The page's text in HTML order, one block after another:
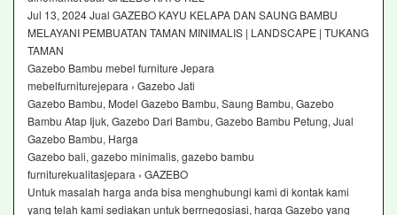
Jul 13, 2024 Jual GAZEBO KAYU KELAPA DAN SAUNG BAMBU
MELAYANI PEMBUATAN TAMAN MINIMALIS | LANDSCAPE | TUKANG
TAMAN
Gazebo Bambu mebel furniture Jepara
mebelfurniturejepara › Gazebo Jati
Gazebo Bambu, Model Gazebo Bambu, Saung Bambu, Gazebo
Bambu Atap Ijuk, Gazebo Dari Bambu, Gazebo Bambu Petung, Jual
Gazebo Bambu, Harga
Gazebo bali, gazebo minimalis, gazebo bambu
furniturekualitasjepara › GAZEBO
Untuk masalah harga anda bisa menghubungi kami di kontak kami
yang telah kami sediakan untuk berrnegosiasi, harga Gazebo yang